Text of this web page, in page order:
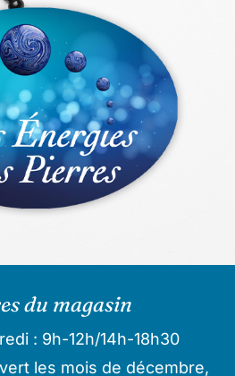
du magasin
: 9h-12h/14h-18h30
les mois de décembre,